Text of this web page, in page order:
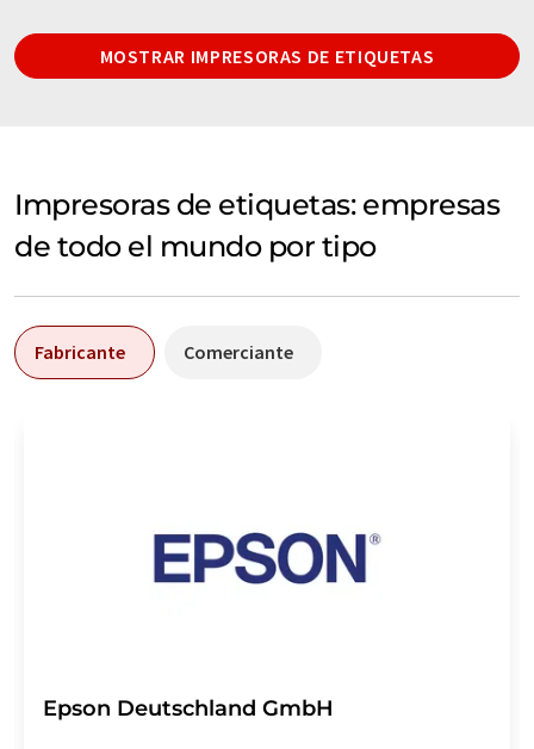
MOSTRAR IMPRESORAS DE ETIQUETAS
Impresoras de etiquetas: empresas
de todo el mundo por tipo
Fabricante Comerciante
Epson Deutschland GmbH